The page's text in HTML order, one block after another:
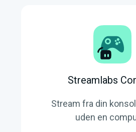
Streamlabs
Stream fra din
uden en